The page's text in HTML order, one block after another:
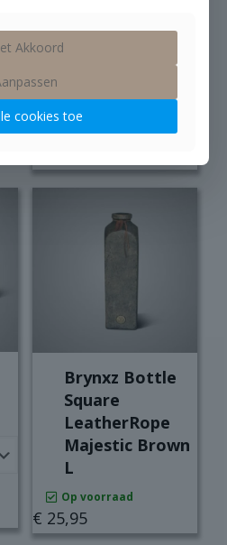
Brynxz Vase
Taupe L
Op voorraad
Brynxz Bottle
Square
LeatherRope
Majestic Brown
L
Op voorraad
€ 25,95
Akkoord
cookies toe